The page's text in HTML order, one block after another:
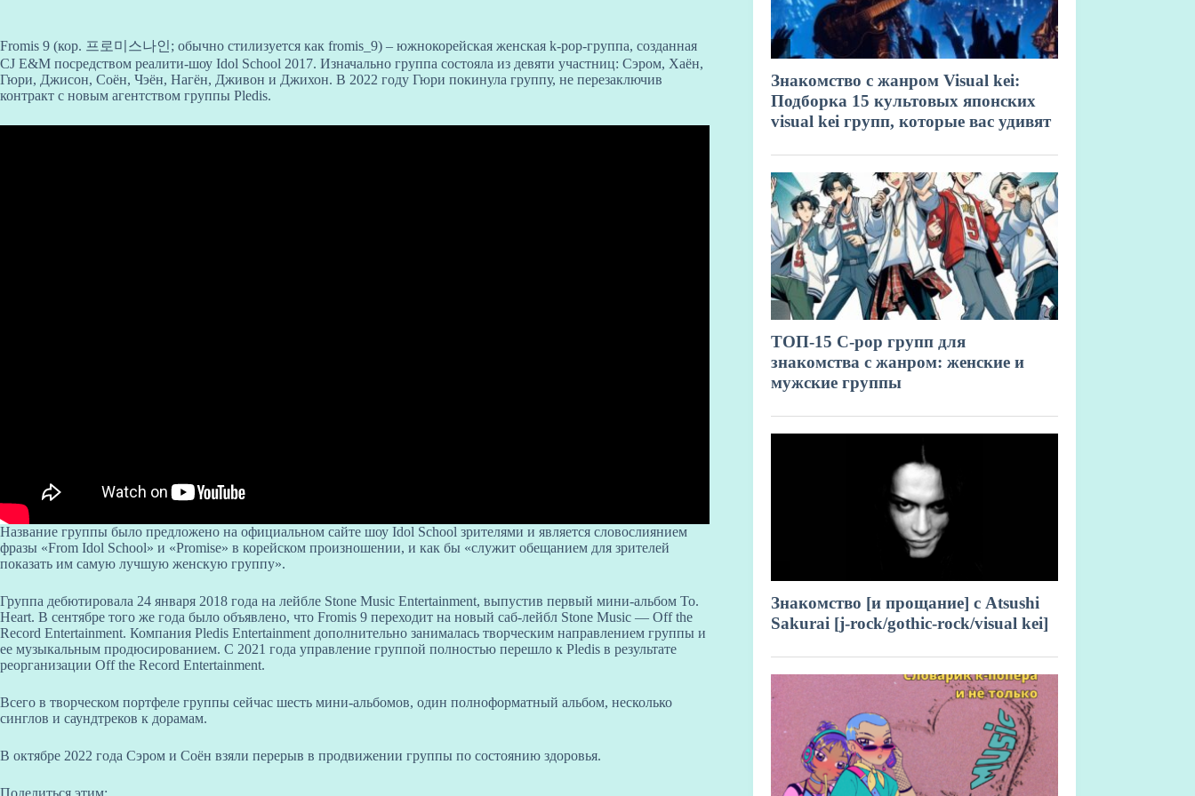
Fromis 9 (кор. 프로미스나인; обычно стилизуется как fromis_9) – южнокорейская женская k-pop-группа, созданная
CJ E&M посредством реалити-шоу Idol School 2017. Изначально группа состояла из девяти участниц: Сэром, Хаён,
Гюри, Джисон, Соён, Чэён, Нагён, Дживон и Джихон. В 2022 году Гюри покинула группу, не перезаключив
контракт с новым агентством группы Pledis.
Название группы было предложено на официальном сайте шоу Idol School зрителями и является словослиянием
фразы «From Idol School» и «Promise» в корейском произношении, и как бы «служит обещанием для зрителей
показать им самую лучшую женскую группу».
Группа дебютировала 24 января 2018 года на лейбле Stone Music Entertainment, выпустив первый мини-альбом To.
Heart. В сентябре того же года было объявлено, что Fromis 9 переходит на новый саб-лейбл Stone Music — Off the
Record Entertainment. Компания Pledis Entertainment дополнительно занималась творческим направлением группы и
ее музыкальным продюсированием. С 2021 года управление группой полностью перешло к Pledis в результате
реорганизации Off the Record Entertainment.
Всего в творческом портфеле группы сейчас шесть мини-альбомов, один полноформатный альбом, несколько
синглов и саундтреков к дорамам.
В октябре 2022 года Сэром и Соён взяли перерыв в продвижении группы по состоянию здоровья.